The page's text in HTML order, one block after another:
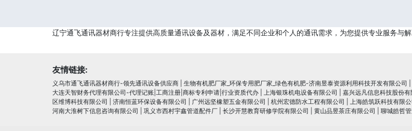
辽宁通飞通讯器材商行专注提供高质量通讯设备及器材，满足不同企业和个人的通讯需求，为您提供专业服务与
友情链接:
义乌市通飞通讯器材商行-领先通讯设备供应商 生物有机肥厂家_环保专用肥厂家_绿色有机肥-济南昱泰资源利用科技开发有限公司
大连天智财务代理有限公司-代理记账|工商注册|商标专利申请|行业资质代办
上海银珠机电设备有限公司 嘉兴远凡信息科技股份有
区维博科技有限公司
济南恒蓝环保设备有限公司 广州远坚橡塑五金有限公司 杭州宏德防水工程有限公司 上海皓筑跃科技有限公
河南大淮树下信息咨询有限公司
巩义市西村宇鑫管道配件厂 长沙开慧教育研修学院有限公司 黄山品昱茶庄有限公司 聊城皓哲